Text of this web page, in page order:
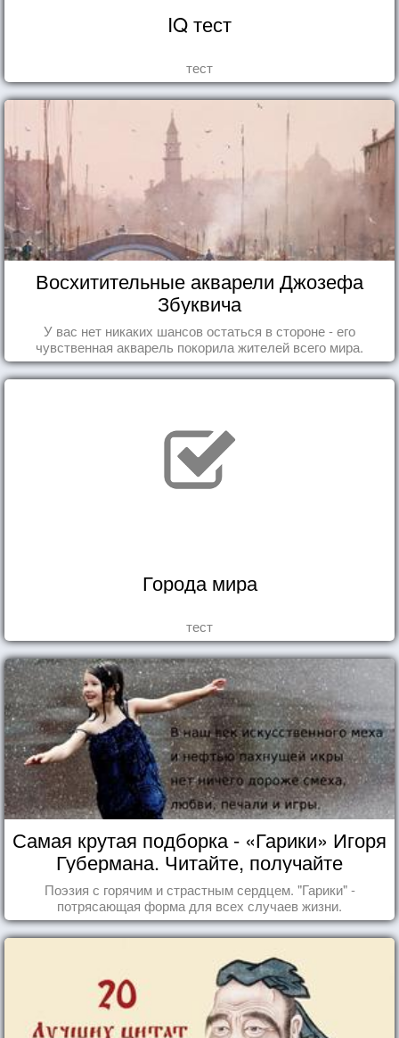
IQ тест
тест
Восхитительные акварели Джозефа
Збуквича
У вас нет никаких шансов остаться в стороне - его
чувственная акварель покорила жителей всего мира.
Города мира
тест
Самая крутая подборка - «Гарики» Игоря
Губермана. Читайте, получайте
удовольствие!
Поэзия с горячим и страстным сердцем. "Гарики" -
потрясающая форма для всех случаев жизни.